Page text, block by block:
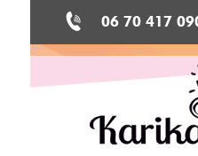
06 70 417